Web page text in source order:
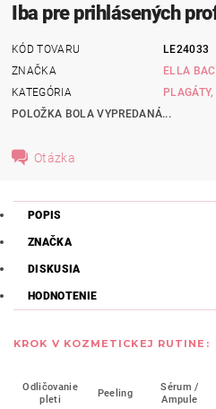
Iba pre prihlásených
KÓD TOVARU
LE24033
ZNAČKA
ELLA
KATEGÓRIA
POLOŽKA BOLA VYPREDANÁ...
Otázka
POPIS
ZNAČKA
DISKUSIA
HODNOTENIE
KROK V KOZMETICKEJ RUTINE:
Odličovanie
pleti
Peeling
Sérum /
Ampule